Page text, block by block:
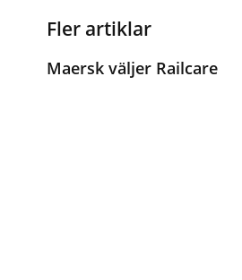
Fler artiklar
Maersk väljer Railcare